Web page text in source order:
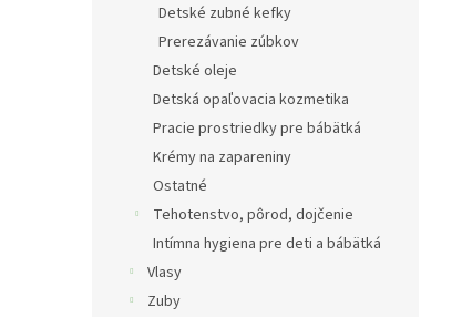
Detské zubné kefky
Prerezávanie zúbkov
Detské oleje
Detská opaľovacia kozmetika
Pracie prostriedky pre bábätká
Krémy na zapareniny
Ostatné
Tehotenstvo, pôrod, dojčenie
Intímna hygiena pre deti a bábätká
Vlasy
Zuby